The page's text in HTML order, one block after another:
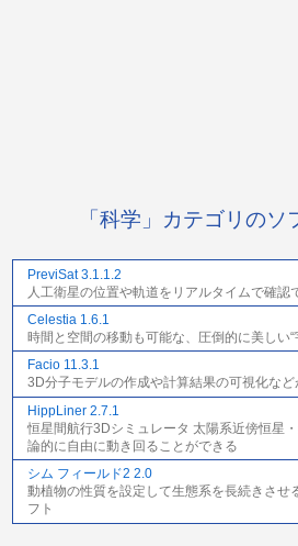
「科学」カテゴリのソ
PreviSat 3.1.1.2
人工衛星の位置や軌道をリアルタイムで確認
Celestia 1.6.1
時間と空間の移動も可能な、圧倒的に美しい“
Facio 11.3.1
3D分子モデルの作成や計算結果の可視化な
HippLiner 2.7.1
恒星間航行3Dシミュレータ 太陽系近傍恒星
論的に自由に動き回ることができる
シム フィールド2 2.0
動植物の性質を設定して生態系を長続きさせ
フト